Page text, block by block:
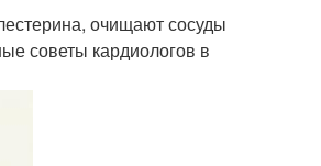
очищают сосуды
советы кардиологов в